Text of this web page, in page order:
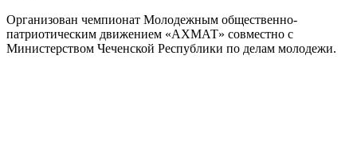
Организован чемпионат Молодежным общественно-
патриотическим движением «АХМАТ» совместно с
Министерством Чеченской Республики по делам молодежи.